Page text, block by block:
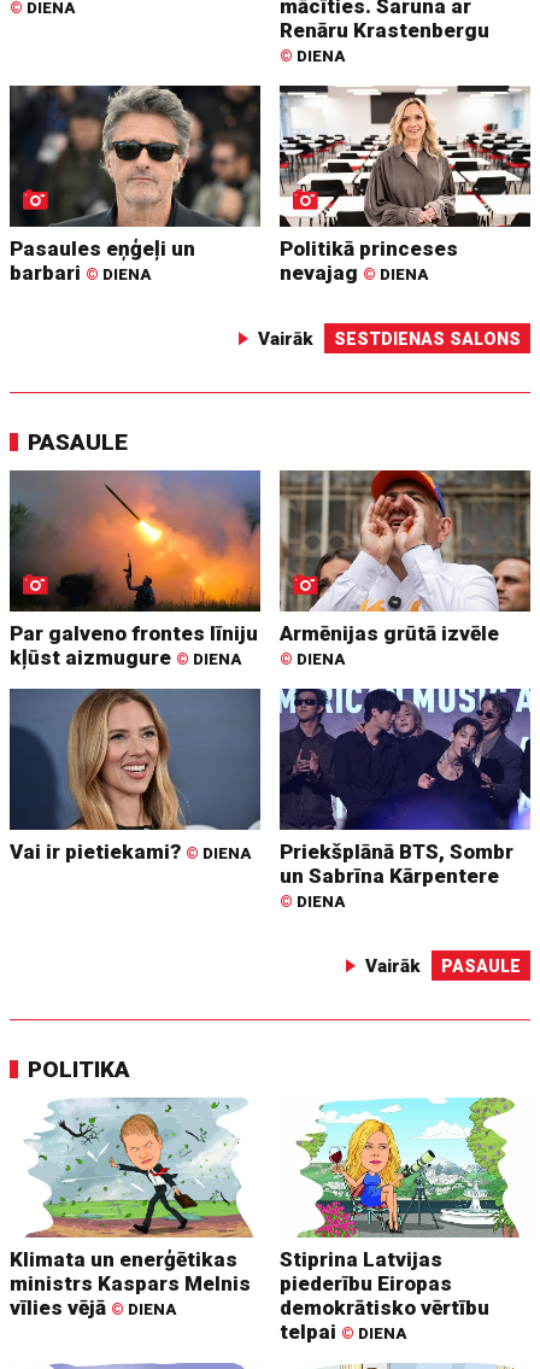
© DIENA
mācīties. Saruna ar
Renāru Krastenbergu
© DIENA
Pasaules eņģeļi un
barbari © DIENA
Politikā princeses
nevajag © DIENA
Vairāk SESTDIENAS SALONS
PASAULE
Par galveno frontes līniju
kļūst aizmugure © DIENA
Armēnijas grūtā izvēle
© DIENA
Vai ir pietiekami? © DIENA
Priekšplānā BTS, Sombr
un Sabrīna Kārpentere
© DIENA
Vairāk PASAULE
POLITIKA
Klimata un enerģētikas
ministrs Kaspars Melnis
vīlies vējā © DIENA
Stiprina Latvijas
piederību Eiropas
demokrātisko vērtību
telpai © DIENA